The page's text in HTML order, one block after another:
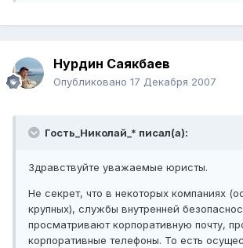
Нурдин Саякбаев
Опубликовано 17 Декабря 2007
Гость_Николай_* писал(а):
Здравствуйте уважаемые юристы.
Не секрет, что в некоторых компаниях
крупных), службы внутренней
просматривают корпоративную почту,
корпоративные телефоны. То есть